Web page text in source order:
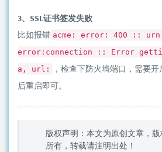
3、SSL证书签发失败
比如报错 acme: error: 400 ::
error:connection :: Error
a, url:
，检查下防火墙端口，需要开
后重启即可。
版权声明：本文为原创文章，版
所有，转载请注明出处！